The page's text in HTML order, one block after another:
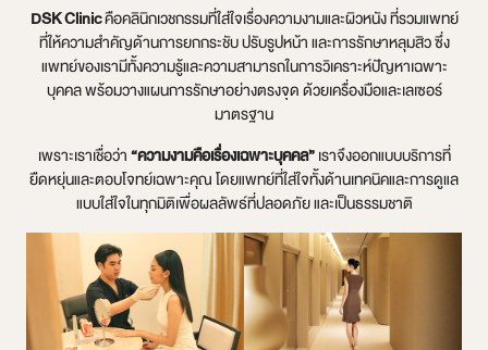
รายชื่อสาขา
สาขา Siam Paragon
สาขา Stadium One
สาขา Asoke
สาขา MRT สุทธิสาร
สาขา เซ็นทรัลปิ่นเกล้า
สาขา บางนา
DSK Clinicคือคลินิกเวชกรรมที่ใส่ใจเรื่องความงามและผิวหนัง ที่รวมแพทย์
ที่ให้ความสำคัญด้านการยกกระชับ ปรับรูปหน้า และการรักษาหลุมสิว ซึ่ง
แพทย์ของเรามีทั้งความรู้และความสามารถในการวิเคราะห์ปัญหาเฉพาะ
บุคคล พร้อมวางแผนการรักษาอย่างตรงจุด ด้วยเครื่องมือและเลเซอร์
มาตรฐาน
เพราะเราเชื่อว่า“ความงามคือเรื่องเฉพาะบุคคล”เราจึงออกแบบบริการที่
ยืดหยุ่นและตอบโจทย์เฉพาะคุณ โดยแพทย์ที่ใส่ใจทั้งด้านเทคนิคและการดูแล
แบบใส่ใจในทุกมิติเพื่อผลลัพธ์ที่ปลอดภัย และเป็นธรรมชาติ